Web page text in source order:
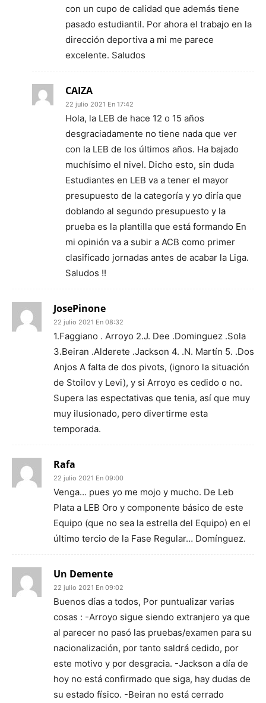
con un cupo de calidad que además tiene
pasado estudiantil. Por ahora el trabajo en la
dirección deportiva a mi me parece
excelente. Saludos
CAIZA
22 julio 2021 En 17:42
Hola, la LEB de hace 12 o 15 años
desgraciadamente no tiene nada que ver
con la LEB de los últimos años. Ha bajado
muchísimo el nivel. Dicho esto, sin duda
Estudiantes en LEB va a tener el mayor
presupuesto de la categoría y yo diría que
doblando al segundo presupuesto y la
prueba es la plantilla que está formando En
mi opinión va a subir a ACB como primer
clasificado jornadas antes de acabar la Liga.
Saludos !!
JosePinone
22 julio 2021 En 08:32
1.Faggiano . Arroyo 2.J. Dee .Dominguez .Sola
3.Beiran .Alderete .Jackson 4. .N. Martín 5. .Dos
Anjos A falta de dos pivots, (ignoro la situación
de Stoilov y Levi), y si Arroyo es cedido o no.
Supera las espectativas que tenia, así que muy
muy ilusionado, pero divertirme esta
temporada.
Rafa
22 julio 2021 En 09:00
Venga… pues yo me mojo y mucho. De Leb
Plata a LEB Oro y componente básico de este
Equipo (que no sea la estrella del Equipo) en el
último tercio de la Fase Regular… Domínguez.
Un Demente
22 julio 2021 En 09:02
Buenos días a todos, Por puntualizar varias
cosas : -Arroyo sigue siendo extranjero ya que
al parecer no pasó las pruebas/examen para su
nacionalización, por tanto saldrá cedido, por
este motivo y por desgracia. -Jackson a día de
hoy no está confirmado que siga, hay dudas de
su estado físico. -Beiran no está cerrado